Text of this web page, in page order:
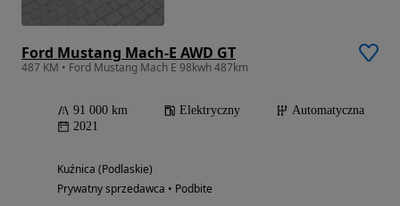
Ford Mustang Mach-E AWD GT
487 KM • Ford Mustang Mach E 98kwh 487km
91 000 km Elektryczny
Automatyczna
2021
Kuźnica (Podlaskie)
Prywatny sprzedawca • Podbite